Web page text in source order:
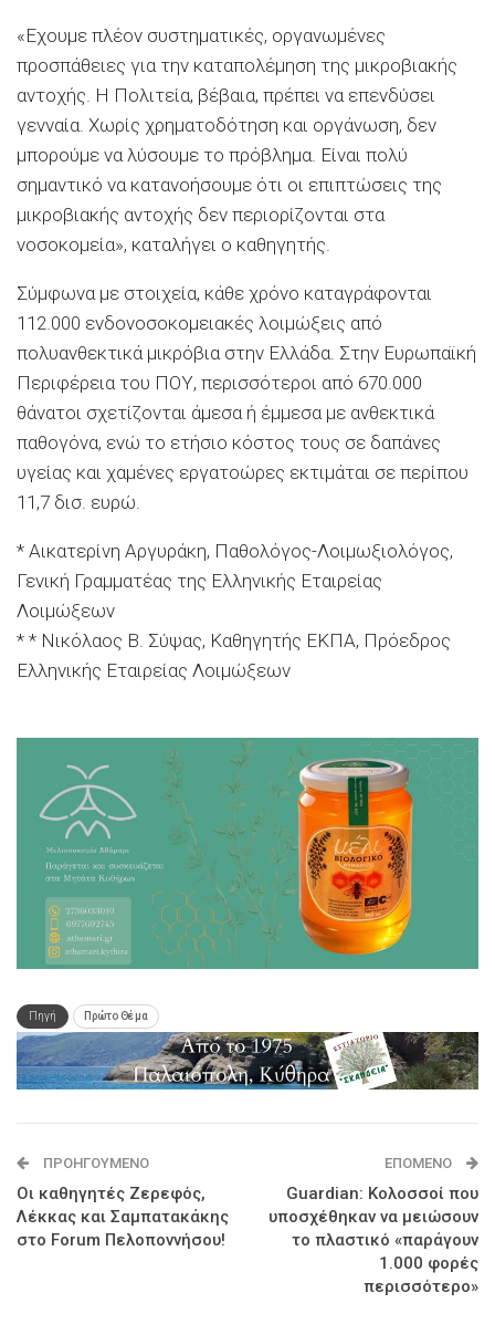
«Εχουμε πλέον συστηματικές, οργανωμένες
προσπάθειες για την καταπολέμηση της μικροβιακής
αντοχής. Η Πολιτεία, βέβαια, πρέπει να επενδύσει
γενναία. Χωρίς χρηματοδότηση και οργάνωση, δεν
μπορούμε να λύσουμε το πρόβλημα. Είναι πολύ
σημαντικό να κατανοήσουμε ότι οι επιπτώσεις της
μικροβιακής αντοχής δεν περιορίζονται στα
νοσοκομεία», καταλήγει ο καθηγητής.
Σύμφωνα με στοιχεία, κάθε χρόνο καταγράφονται
112.000 ενδονοσοκομειακές λοιμώξεις από
πολυανθεκτικά μικρόβια στην Ελλάδα. Στην Ευρωπαϊκή
Περιφέρεια του ΠΟΥ, περισσότεροι από 670.000
θάνατοι σχετίζονται άμεσα ή έμμεσα με ανθεκτικά
παθογόνα, ενώ το ετήσιο κόστος τους σε δαπάνες
υγείας και χαμένες εργατοώρες εκτιμάται σε περίπου
11,7 δισ. ευρώ.
* Αικατερίνη Αργυράκη, Παθολόγος-Λοιμωξιολόγος,
Γενική Γραμματέας της Ελληνικής Εταιρείας
Λοιμώξεων
* * Νικόλαος Β. Σύψας, Καθηγητής ΕΚΠΑ, Πρόεδρος
Ελληνικής Εταιρείας Λοιμώξεων
Πηγή Πρώτο Θέμα
ΠΡΟΗΓΟΎΜΕΝΟ
Οι καθηγητές Ζερεφός,
Λέκκας και Σαμπατακάκης
στο Forum Πελοποννήσου!
ΕΠΌΜΕΝΟ
Guardian: Κολοσσοί που
υποσχέθηκαν να μειώσουν
το πλαστικό «παράγουν
1.000 φορές
περισσότερο»